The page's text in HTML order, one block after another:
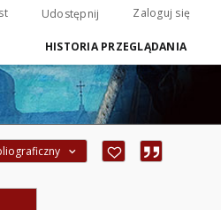
Udostępnij Zaloguj się
HISTORIA PRZEGLĄDANIA